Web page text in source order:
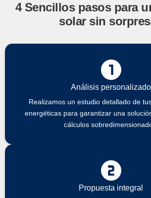
4 Sencillos pasos para
solar sin
Análisis personalizado
Realizamos un estudio detallado de
energéticas para garantizar una
cálculos
Propuesta integral